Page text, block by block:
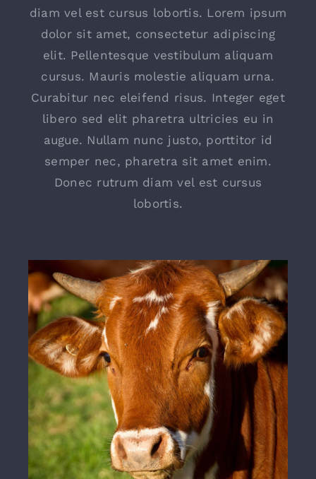
diam vel est cursus lobortis. Lorem ipsum
dolor sit amet, consectetur adipiscing
elit. Pellentesque vestibulum aliquam
cursus. Mauris molestie aliquam urna.
Curabitur nec eleifend risus. Integer eget
libero sed elit pharetra ultricies eu in
augue. Nullam nunc justo, porttitor id
semper nec, pharetra sit amet enim.
Donec rutrum diam vel est cursus
lobortis.